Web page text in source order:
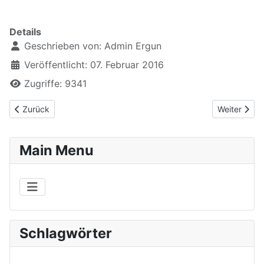
Details
Geschrieben von: Admin Ergun
Veröffentlicht: 07. Februar 2016
Zugriffe: 9341
Vorheriger Beitrag: Open Air Kit 250
Zurück Nächster
Weiter
Main Menu
Schlagwörter